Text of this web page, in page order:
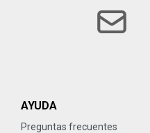
AYUDA
Preguntas frecuentes